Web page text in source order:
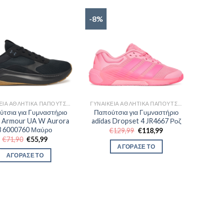
για Γυμναστήριο
Armour UA W Aurora
6000760 Μαύρο
€71,90 Original
price
was:
€71,90.
€55,99Η
ΑΓΟΡΑΣΕ ΤΟ
-8%
Παπούτσια για Γυμναστήριο
adidas Dropset 4 JR4667 Ροζ
€129,99 Original
was:
€129,99.
€118,99Η
ΑΓΟΡΑΣΕ ΤΟ